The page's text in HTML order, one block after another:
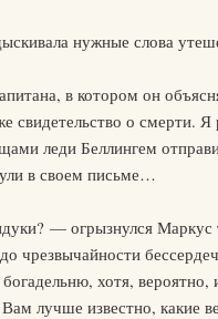
нужные слова
в котором он
свидетельство о смерти. Я
леди Беллингем
в своем письме…
— огрызнулся Маркус
чрезвычайности
хотя, вероятно,
лучше известно, какие